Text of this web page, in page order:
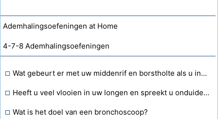
Ademhalingsoefeningen at Home
4-7-8 Ademhalingsoefeningen
Wat gebeurt er met uw middenrif en borstholte als u inademt en uitademt?
Heeft u veel vlooien in uw longen en spreekt u onduidelijk?
Wat is het doel van een bronchoscoop?